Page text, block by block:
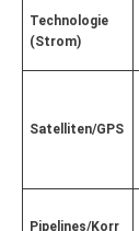
Technologie
(Strom)
Satelliten/GPS
Pipelines/Korr